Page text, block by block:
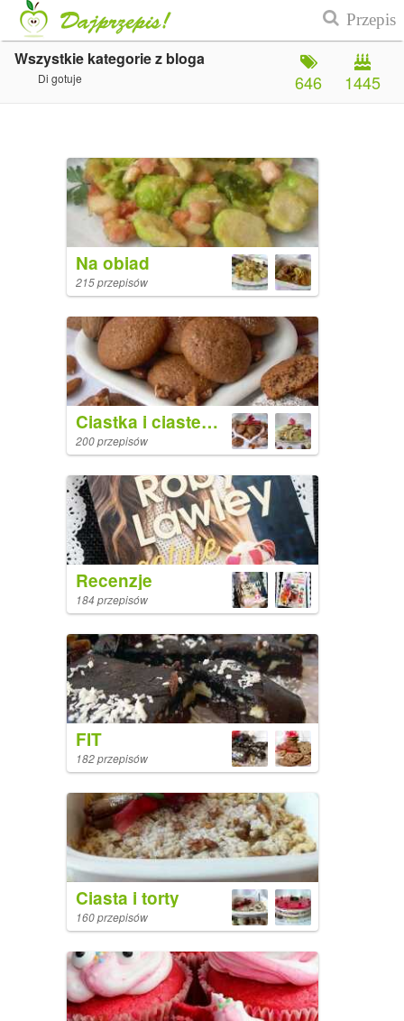
Wszystkie kategorie z bloga
Di gotuje 1445
646
Na obiad
215 przepisów
Ciastka i ciasteczka
200 przepisów
Recenzje
184 przepisów
FIT
182 przepisów
Ciasta i torty
160 przepisów